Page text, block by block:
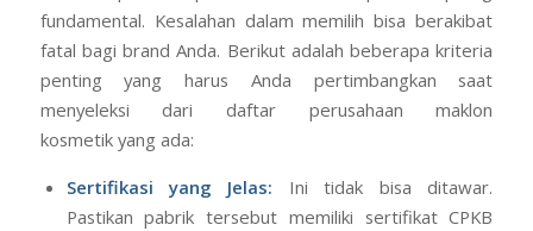
fundamental. Kesalahan dalam memilih bisa berakibat
fatal bagi brand Anda. Berikut adalah beberapa kriteria
penting yang harus Anda pertimbangkan saat
menyeleksi dari daftar perusahaan maklon
kosmetik yang ada:
Sertifikasi yang Jelas: Ini tidak bisa ditawar.
Pastikan pabrik tersebut memiliki sertifikat CPKB